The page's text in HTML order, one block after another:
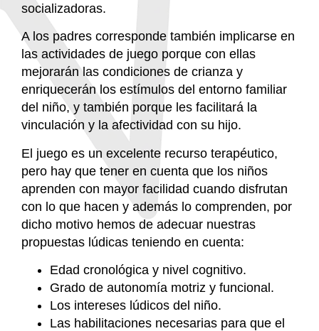
socializadoras.
A los padres corresponde también implicarse en
las actividades de juego porque con ellas
mejorarán las condiciones de crianza y
enriquecerán los estímulos del entorno familiar
del niño, y también porque les facilitará la
vinculación y la afectividad con su hijo.
El juego es un excelente recurso terapéutico,
pero hay que tener en cuenta que los niños
aprenden con mayor facilidad cuando disfrutan
con lo que hacen y además lo comprenden, por
dicho motivo hemos de adecuar nuestras
propuestas lúdicas teniendo en cuenta:
Edad cronológica y nivel cognitivo.
Grado de autonomía motriz y funcional.
Los intereses lúdicos del niño.
Las habilitaciones necesarias para que el